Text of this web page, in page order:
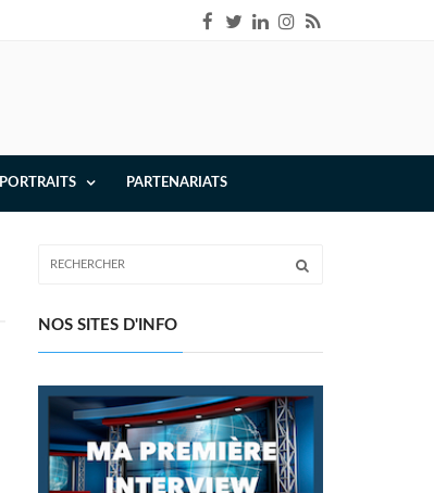
PORTRAITS PARTENARIATS
NOS SITES D'INFO